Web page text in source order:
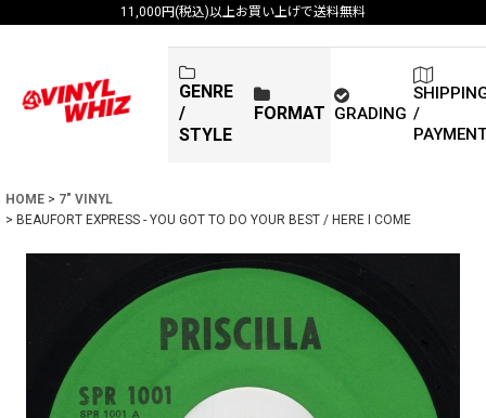
11,000円(税込)以上お買い上げで送料無料
GENRE
/
STYLE
FORMAT GRADING /
HOME > 7" VINYL
> BEAUFORT EXPRESS - YOU GOT TO DO YOUR BEST / HERE I COME